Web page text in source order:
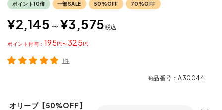
ポイント10倍 一部SALE 50%OFF 70%OFF
¥2,145 〜 ¥3,575税込
195 〜325
ポイント
1件
商品番号 A30044
オリーブ【50%OFF】